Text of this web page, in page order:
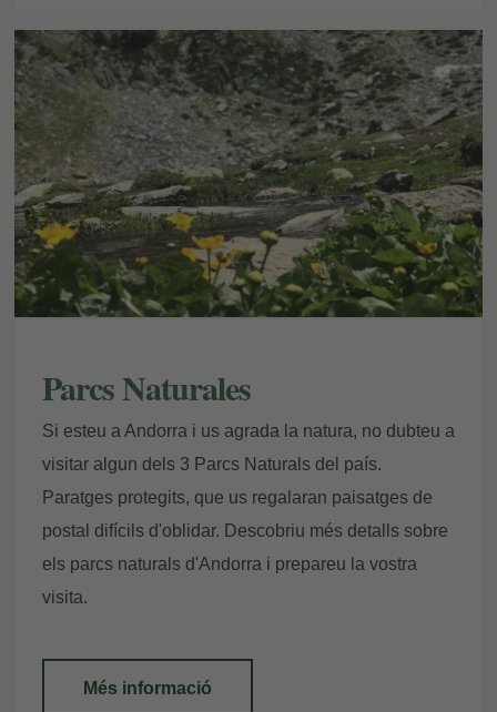
Parcs Naturales
Si esteu a Andorra i us agrada la natura, no dubteu a
visitar algun dels 3 Parcs Naturals del país.
Paratges protegits, que us regalaran paisatges de
postal difícils d'oblidar. Descobriu més detalls sobre
els parcs naturals d'Andorra i prepareu la vostra
visita.
Més informació